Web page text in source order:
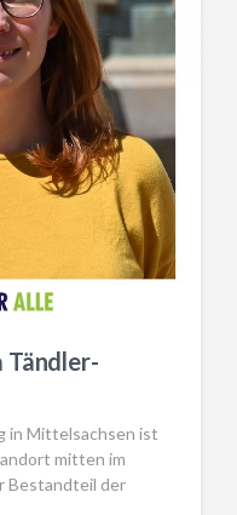
in Mittelsachsen ist
mitten im
Bestandteil der